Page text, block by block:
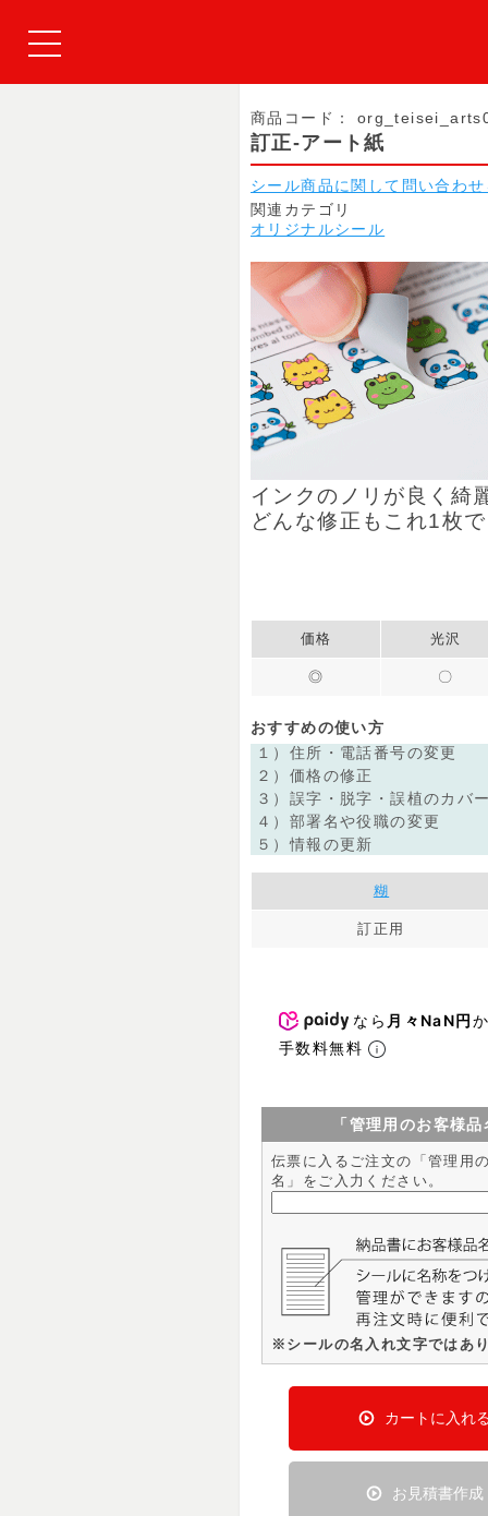
商品コード：
訂正-アート紙
シール商品に関して問い合わ
関連カテゴリ
オリジナルシール
インクの​ノリが​良く​綺
どんな​修正も​これ1枚
価格 光沢
◎ 〇
おすすめの使い方
１）住所・電話番号の​変更
２）​価格の​修正
３）​誤字・脱字・誤植の​カバ
４）​部​署名や​役職の​変更
５）​情報の​更新
糊
訂正用
なら 月々NaN円
手数料無料
「管理用のお客様
伝票に入るご注文の「管理用
名」をご入力ください。
※シールの名入れ文字ではあ
お見積書作成
カートに入れ